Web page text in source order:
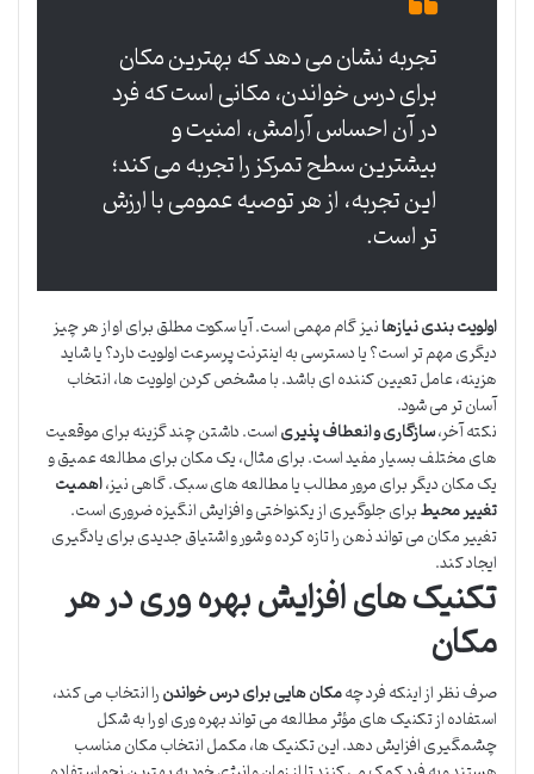
تجربه نشان می دهد که بهترین مکان
برای درس خواندن، مکانی است که فرد
در آن احساس آرامش، امنیت و
بیشترین سطح تمرکز را تجربه می کند؛
این تجربه، از هر توصیه عمومی با ارزش
تر است.
اولویت بندی نیازهانیز گام مهمی است. آیا سکوت مطلق برای او از هر چیز
دیگری مهم تر است؟ یا دسترسی به اینترنت پرسرعت اولویت دارد؟ یا شاید
هزینه، عامل تعیین کننده ای باشد. با مشخص کردن اولویت ها، انتخاب
آسان تر می شود.
نکته آخر،سازگاری و انعطاف پذیریاست. داشتن چند گزینه برای موقعیت
های مختلف بسیار مفید است. برای مثال، یک مکان برای مطالعه عمیق و
یک مکان دیگر برای مرور مطالب یا مطالعه های سبک. گاهی نیز،اهمیت
تغییر محیطبرای جلوگیری از یکنواختی و افزایش انگیزه ضروری است.
تغییر مکان می تواند ذهن را تازه کرده و شور و اشتیاق جدیدی برای یادگیری
ایجاد کند.
تکنیک های افزایش بهره وری در هر
مکان
صرف نظر از اینکه فرد چهمکان هایی برای درس خواندنرا انتخاب می کند،
استفاده از تکنیک های مؤثر مطالعه می تواند بهره وری او را به شکل
چشمگیری افزایش دهد. این تکنیک ها، مکمل انتخاب مکان مناسب